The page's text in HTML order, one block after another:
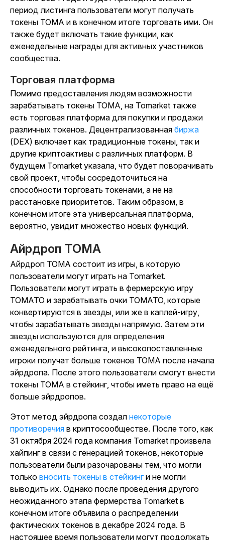
период листинга пользователи могут получать
токены TOMA и в конечном итоге торговать ими. Он
также будет включать такие функции, как
еженедельные награды для активных участников
сообщества.
Торговая платформа
Помимо предоставления людям возможности
зарабатывать токены TOMA, на Tomarket также
есть торговая платформа для покупки и продажи
различных токенов. Децентрализованная биржа
(DEX) включает как традиционные токены, так и
другие криптоактивы с различных платформ. В
будущем Tomarket указала, что будет поворачивать
свой проект, чтобы сосредоточиться на
способности торговать токенами, а не на
расстановке приоритетов. Таким образом, в
конечном итоге эта универсальная платформа,
вероятно, увидит множество новых функций.
Айрдроп TOMA
Айрдроп TOMA состоит из игры, в которую
пользователи могут играть на Tomarket.
Пользователи могут играть в фермерскую игру
TOMATO и зарабатывать очки TOMATO, которые
конвертируются в звезды, или же в каплей-игру,
чтобы зарабатывать звезды напрямую. Затем эти
звезды используются для определения
еженедельного рейтинга, и высокопоставленные
игроки получат больше токенов TOMA после начала
эйрдропа. После этого пользователи смогут внести
токены TOMA в стейкинг, чтобы иметь право на ещё
больше эйрдропов.
Этот метод эйрдропа создал некоторые
противоречия в криптосообществе. После того, как
31 октября 2024 года компания Tomarket произвела
хайпинг в связи с генерацией токенов, некоторые
пользователи были разочарованы тем, что могли
только вносить токены в стейкинги не могли
выводить их. Однако после проведения другого
неожиданного этапа фермерства Tomarket в
конечном итоге объявила о распределении
фактических токенов в декабре 2024 года. В
настоящее время пользователи могут продолжать